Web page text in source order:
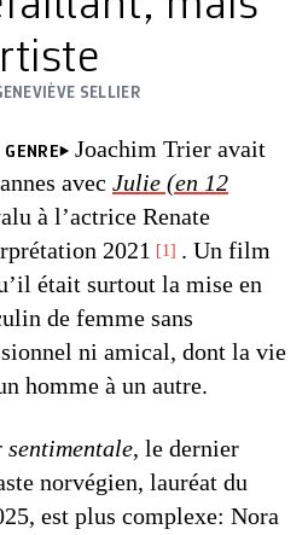
SELLIER
GENRE
Joachim Trier avait
avec Julie (en 12
à l’actrice Renate
2021
1
. Un film
était surtout la mise en
de femme sans
ni amical, dont la vie
homme à un autre.
sentimentale, le dernier
norvégien, lauréat du
est plus complexe: Nora